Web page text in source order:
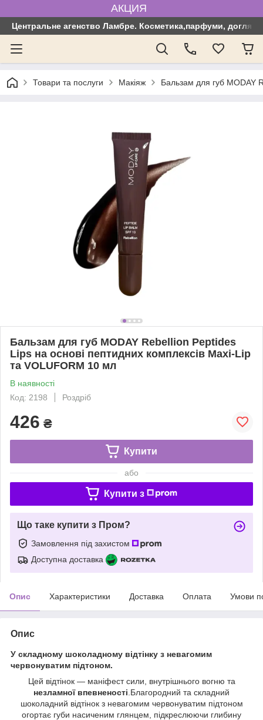
АКЦИЯ
Центральне агенство Ламбре. Косметика,парфуми, догляд
Товари та послуги Макіяж Бальзам для губ MODAY
Бальзам для губ MODAY Rebellion Peptides
Lips на основі пептидних комплексів Maxi-Lip
та VOLUFORM 10 мл
В наявності
Код: 2198
Роздріб
426 ₴
Купити
або
Купити з
Що таке купити з Пром?
Замовлення під захистом
Доступна доставка
Опис Характеристики Доставка Оплата Умови
Опис
У складному шоколадному відтінку з невагомим
червонуватим підтоном.
Цей відтінок — маніфест сили, внутрішнього вогню та
незламної впевненості .Благородний та складний
шоколадний відтінок з невагомим червонуватим підтоном
огортає губи насиченим глянцем, підкреслюючи глибину